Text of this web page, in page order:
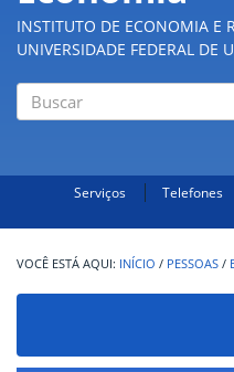
INSTITUTO DE ECONOMIA E
UNIVERSIDADE FEDERAL DE
Serviços Telefones
INÍCIO / PESSOAS /